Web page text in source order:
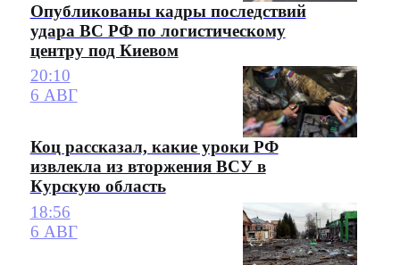
Опубликованы кадры последствий
удара ВС РФ по логистическому
центру под Киевом
20:10
6 АВГ
Коц рассказал, какие уроки РФ
извлекла из вторжения ВСУ в
Курскую область
18:56
6 АВГ